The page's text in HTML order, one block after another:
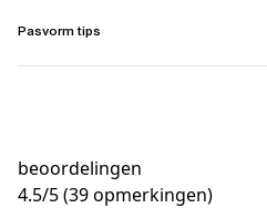
Pasvorm tips
beoordelingen
4.5/5(39 opmerkingen)